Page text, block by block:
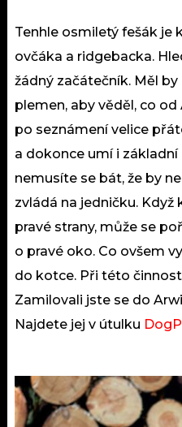
Tenhle osmiletý fešák je
ovčáka a ridgebacka.
žádný začátečník. Měl
plemen, aby věděl, co
po seznámení velice
a dokonce umí i základní
nemusíte se bát, že by
zvládá na jedničku.
pravé strany, může se
o pravé oko. Co ovšem
do kotce. Při této
Zamilovali jste se do
Najdete jej v útulku